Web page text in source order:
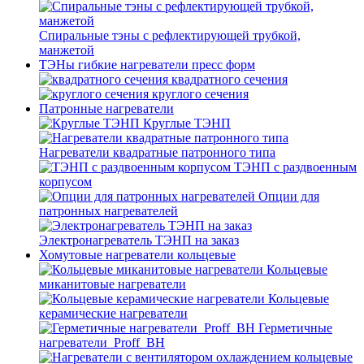
Спиральные тэны с рефлектирующей трубкой,
манжетой
ТЭНы гибкие нагреватели пресс форм
квадратного сечения
круглого сечения
Патронные нагреватели
Круглые ТЭНП
Нагреватели квадратные патронного типа
ТЭНП с раздвоенным
корпусом
Опции для
патронных нагревателей
Электронагреватель ТЭНП на заказ
Хомутовые нагреватели кольцевые
Кольцевые
миканитовые нагреватели
Кольцевые
керамические нагреватели
Герметичные
нагреватели_Proff_BH